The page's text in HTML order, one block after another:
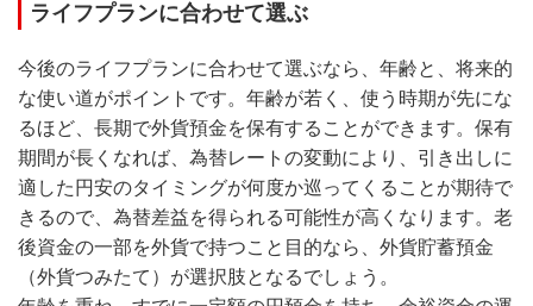
ライフプランに合わせて選ぶ
今後のライフプランに合わせて選ぶなら、年齢と、将来的
な使い道がポイントです。年齢が若く、使う時期が先にな
るほど、長期で外貨預金を保有することができます。保有
期間が長くなれば、為替レートの変動により、引き出しに
適した円安のタイミングが何度か巡ってくることが期待で
きるので、為替差益を得られる可能性が高くなります。老
後資金の一部を外貨で持つこと目的なら、外貨貯蓄預金
（外貨つみたて）が選択肢となるでしょう。